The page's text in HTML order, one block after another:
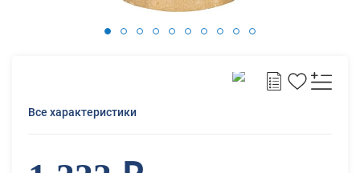
Все характеристики